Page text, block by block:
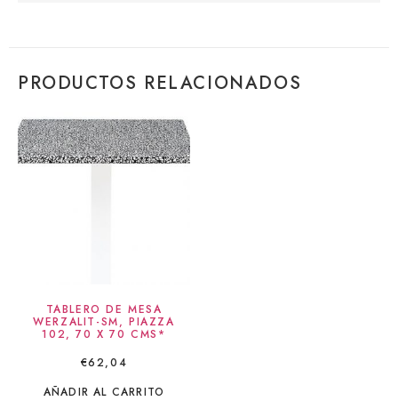
PRODUCTOS RELACIONADOS
TABLERO DE MESA
WERZALIT-SM, PIAZZA
102, 70 X 70 CMS*
€62,04
AÑADIR AL CARRITO